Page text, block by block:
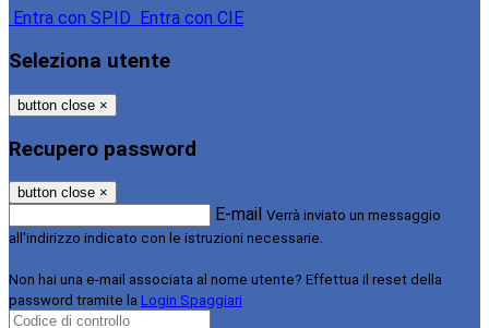
Entra con SPID
Entra con CIE
Seleziona utente
button close ×
Recupero password
button close ×
E-mail Verrà inviato un messaggio
all'indirizzo indicato con le istruzioni necessarie.
Non hai una e-mail associata al nome utente? Effettua il reset della
password tramite la Login Spaggiari